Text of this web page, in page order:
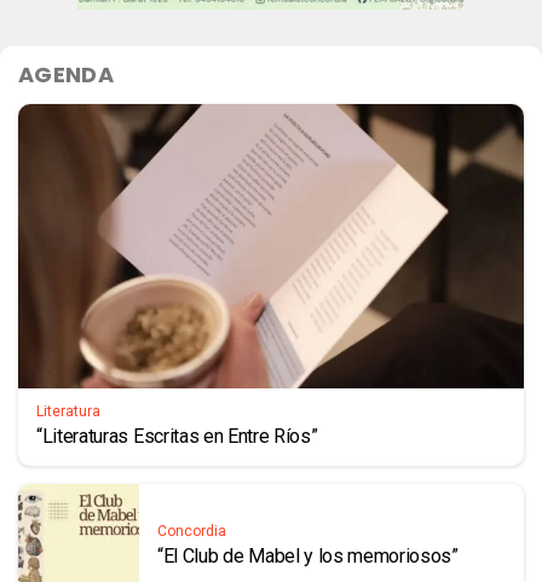
AGENDA
Literatura
“Literaturas Escritas en Entre Ríos”
Concordia
“El Club de Mabel y los memoriosos”